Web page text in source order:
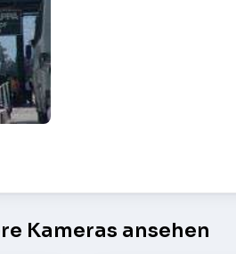
Kameras ansehen